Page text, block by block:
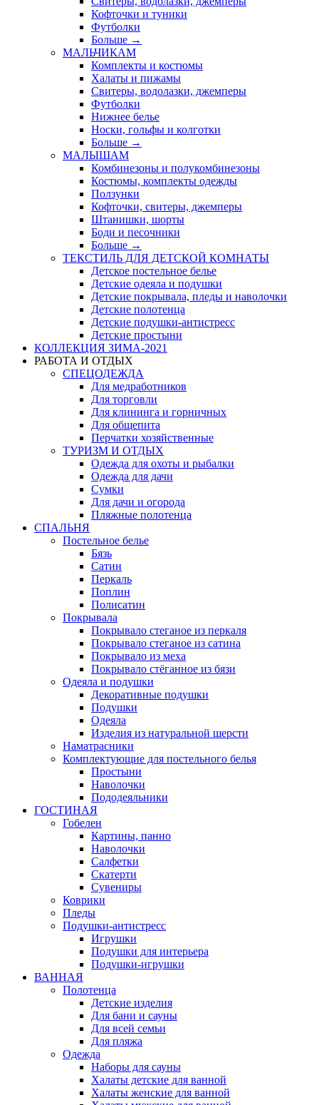
Кофточки и туники
Футболки
Больше →
МАЛЬЧИКАМ
Комплекты и костюмы
Халаты и пижамы
Свитеры, водолазки, джемперы
Футболки
Нижнее белье
Носки, гольфы и колготки
Больше →
МАЛЫШАМ
Комбинезоны и полукомбинезоны
Костюмы, комплекты одежды
Ползунки
Кофточки, свитеры, джемперы
Штанишки, шорты
Боди и песочники
Больше →
ТЕКСТИЛЬ ДЛЯ ДЕТСКОЙ КОМНАТЫ
Детское постельное белье
Детские одеяла и подушки
Детские покрывала, пледы и наволочки
Детские полотенца
Детские подушки-антистресс
Детские простыни
КОЛЛЕКЦИЯ ЗИМА-2021
РАБОТА И ОТДЫХ
СПЕЦОДЕЖДА
Для медработников
Для торговли
Для клининга и горничных
Для общепита
Перчатки хозяйственные
ТУРИЗМ И ОТДЫХ
Одежда для охоты и рыбалки
Одежда для дачи
Сумки
Для дачи и огорода
Пляжные полотенца
СПАЛЬНЯ
Постельное белье
Бязь
Сатин
Перкаль
Поплин
Полисатин
Покрывала
Покрывало стеганое из перкаля
Покрывало стеганое из сатина
Покрывало из меха
Покрывало стёганное из бязи
Одеяла и подушки
Декоративные подушки
Подушки
Одеяла
Изделия из натуральной шерсти
Наматраcники
Комплектующие для постельного белья
Простыни
Наволочки
Пододеяльники
ГОСТИНАЯ
Гобелен
Картины, панно
Наволочки
Салфетки
Скатерти
Сувениры
Коврики
Пледы
Подушки-антистресс
Игрушки
Подушки для интерьера
Подушки-игрушки
ВАННАЯ
Полотенца
Детские изделия
Для бани и сауны
Для всей семьи
Для пляжа
Одежда
Наборы для сауны
Халаты детские для ванной
Халаты женские для ванной